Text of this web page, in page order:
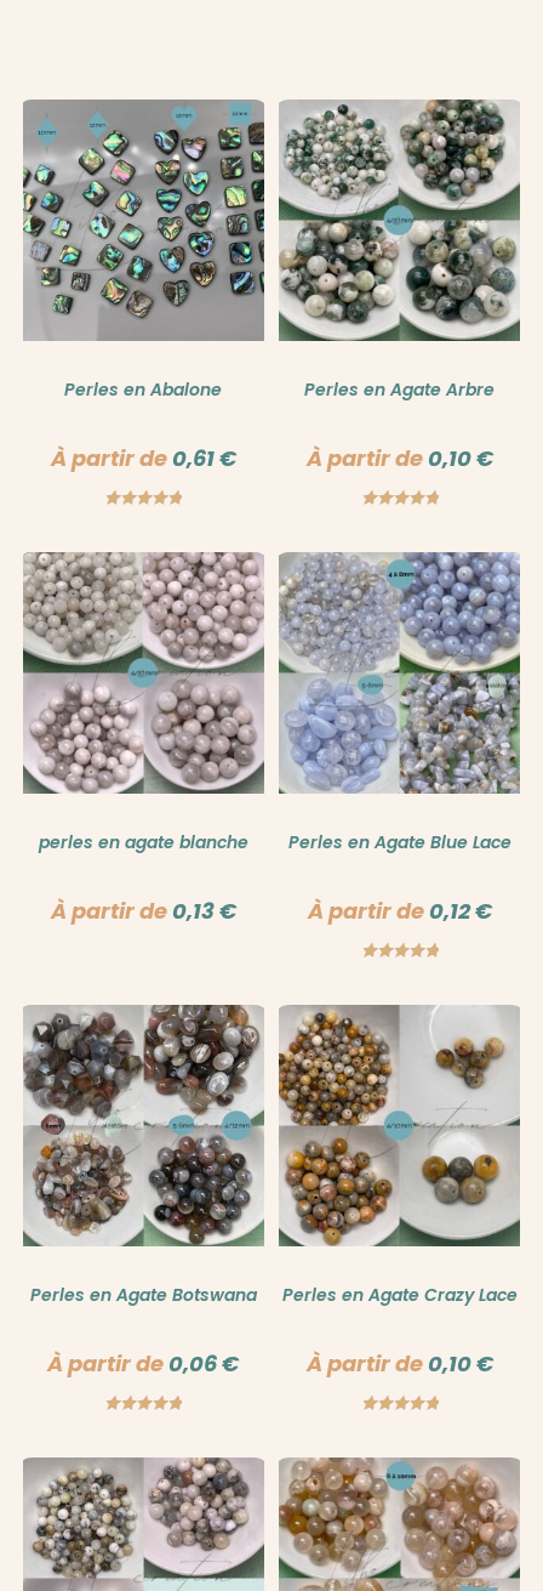
Perles en Abalone
À partir de 0,61€
Perles en Agate Arbre
À partir de 0,10€
perles en agate blanche
À partir de 0,13€
Perles en Agate Blue Lace
À partir de 0,12€
Perles en Agate Botswana
À partir de 0,06€
Perles en Agate Crazy Lace
À partir de 0,10€